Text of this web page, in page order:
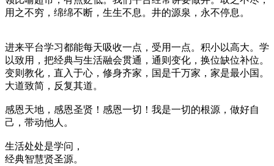
用之不穷，绵绵不断，生生不息。井的源泉，永不停息。
进来平台学习都能每天吸收一点，受用一点。积小以高大。学
以致用，把经典与生活融会贯通，通则变化，换位缺位补位。
变则教化，直入于心，修身齐家，国是千万家，家是最小国。
大道致简，反复其道。
感恩天地，感恩圣贤！感恩一切！我是一切的根源，做好自
己，带动他人。
生活处处是学问，
经典智慧贤圣源。